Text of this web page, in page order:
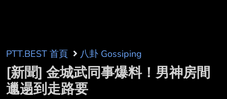
PTT.BEST 首頁 八卦 Gossiping
[新聞] 金城武同事爆料！男神房間
邋遢到走路要